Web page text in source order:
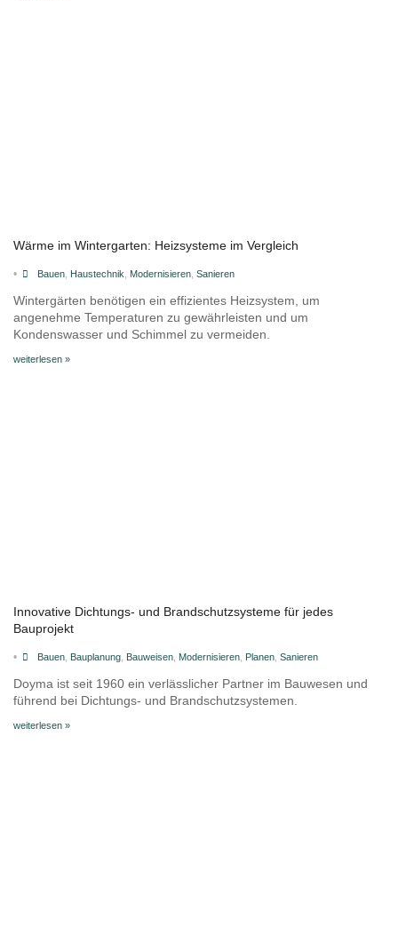
Wärme im Wintergarten: Heizsysteme im Vergleich
• Bauen, Haustechnik Modernisieren, Sanieren
Wintergärten benötigen ein effizientes Heizsystem, um
angenehme Temperaturen zu gewährleisten und um
Kondenswasser und Schimmel zu vermeiden.
weiterlesen »
Innovative Dichtungs- und Brandschutzsysteme für jedes
Bauprojekt
• Bauen, Bauplanung, Bauweisen, Modernisieren, Planen, Sanieren
Doyma ist seit 1960 ein verlässlicher Partner im Bauwesen und
führend bei Dichtungs- und Brandschutzsystemen.
weiterlesen »